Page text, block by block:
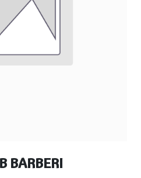
BARBERI